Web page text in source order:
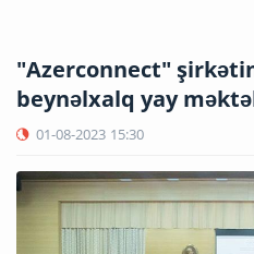
"Azerconnect"
beynəlxalq yay
01-08-2023 15:30